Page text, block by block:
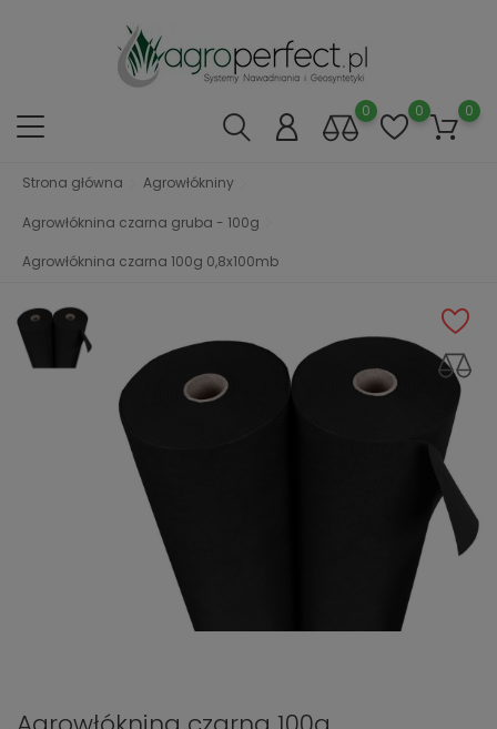
0 0 0
Strona główna Agrowłókniny
Agrowłóknina czarna gruba - 100g
Agrowłóknina czarna 100g 0,8x100mb